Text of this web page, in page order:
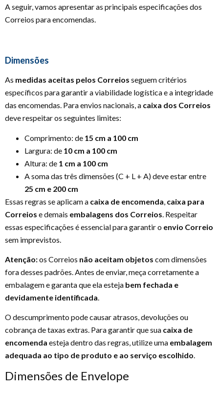
A seguir, vamos apresentar as principais especificações dos
Correios para encomendas.
Dimensões
As medidas aceitas pelos Correios seguem critérios
específicos para garantir a viabilidade logística e a integridade
das encomendas. Para envios nacionais, a caixa dos Correios
deve respeitar os seguintes limites:
Comprimento: de 15 cm a 100 cm
Largura: de 10 cm a 100 cm
Altura: de 1 cm a 100 cm
A soma das três dimensões (C + L + A) deve estar entre
25 cm e 200 cm
Essas regras se aplicam a caixa de encomenda caixa para
Correios e demais embalagens dos Correios . Respeitar
essas especificações é essencial para garantir o envio Correio
sem imprevistos.
Atenção:os Correios não aceitam objetos com dimensões
fora desses padrões. Antes de enviar, meça corretamente a
embalagem e garanta que ela esteja bem fechada e
devidamente identificada.
O descumprimento pode causar atrasos, devoluções ou
cobrança de taxas extras. Para garantir que sua caixa de
encomenda esteja dentro das regras, utilize uma embalagem
adequada ao tipo de produto e ao serviço escolhido.
Dimensões de Envelope